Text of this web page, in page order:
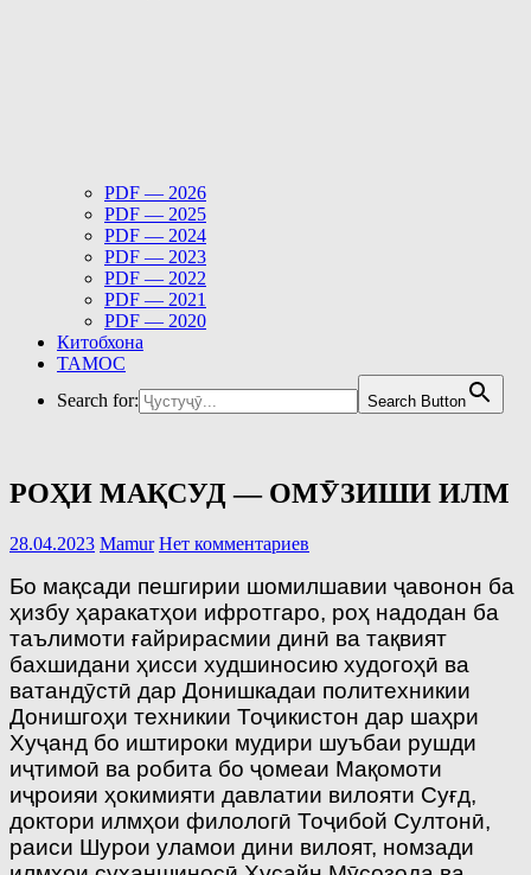
PDF — 2026
PDF — 2025
PDF — 2024
PDF — 2023
PDF — 2022
PDF — 2021
PDF — 2020
Китобхона
ТАМОС
Search for:
Search Button
РОҲИ МАҚСУД — ОМӮЗИШИ ИЛМ
28.04.2023 Mamur Нет комментариев
Бо мақсади пешгирии шомилшавии ҷавонон ба
ҳизбу ҳаракатҳои ифротгаро, роҳ надодан ба
таълимоти ғайрирасмии динӣ ва тақвият
бахшидани ҳисси худшиносию худогоҳӣ ва
ватандӯстӣ дар Донишкадаи политехникии
Донишгоҳи техникии Тоҷикистон дар шаҳри
Хуҷанд бо иштироки мудири шуъбаи рушди
иҷтимоӣ ва робита бо ҷомеаи Мақомоти
иҷроияи ҳокимияти давлатии вилояти Суғд,
доктори илмҳои филологӣ Тоҷибой Султонӣ,
раиси Шурои уламои дини вилоят, номзади